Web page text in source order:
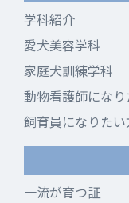
学科紹介
愛犬美容学科
家庭犬訓練学科
動物看護師にな
飼育員になりたい
一流が育つ証